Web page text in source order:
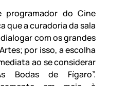
programador do Cine
que a curadoria da sala
com os grandes
por isso, a escolha
ao se considerar
Bodas de Fígaro”.